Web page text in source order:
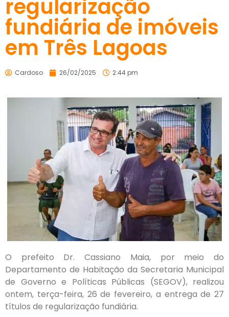
regularização
fundiária de imóveis
em Três Lagoas
Cardoso 26/02/2025 2:44 pm
O prefeito Dr. Cassiano Maia, por meio do
Departamento de Habitação da Secretaria Municipal
de Governo e Políticas Públicas (SEGOV), realizou
ontem, terça-feira, 26 de fevereiro, a entrega de 27
títulos de regularização fundiária.